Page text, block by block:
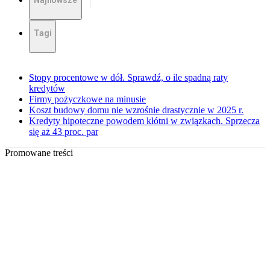
Tagi
Stopy procentowe w dół. Sprawdź, o ile spadną raty
kredytów
Firmy pożyczkowe na minusie
Koszt budowy domu nie wzrośnie drastycznie w 2025 r.
Kredyty hipoteczne powodem kłótni w związkach. Sprzecza
się aż 43 proc. par
Promowane treści